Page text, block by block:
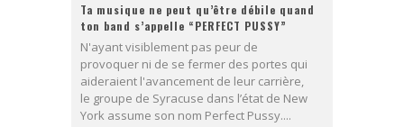
Ta musique ne peut qu’être débile quand
ton band s’appelle “PERFECT PUSSY”
N'ayant visiblement pas peur de
provoquer ni de se fermer des portes qui
aideraient l'avancement de leur carrière,
le groupe de Syracuse dans l’état de New
York assume son nom Perfect Pussy....